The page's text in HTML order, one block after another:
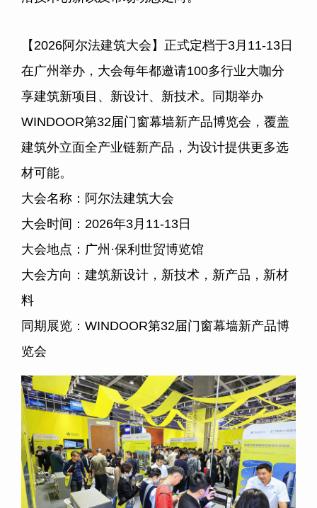
【2026阿尔法建筑大会】正式定档于3月11-13日
在广州举办，大会每年都邀请100多行业大咖分
享建筑新项目、新设计、新技术。同期举办
WINDOOR第32届门窗幕墙新产品博览会，覆盖
建筑外立面全产业链新产品，为设计提供更多选
材可能。
大会名称：阿尔法建筑大会
大会时间：2026年3月11-13日
大会地点：广州·保利世贸博览馆
大会方向：建筑新设计，新技术，新产品，新材
料
同期展览：WINDOOR第32届门窗幕墙新产品博
览会